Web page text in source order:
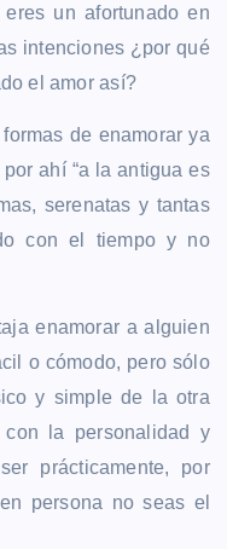
un afortunado en
intenciones ¿por qué
el amor así?
de enamorar ya
ahí “a la antigua es
serenatas y tantas
con el tiempo y no
enamorar a alguien
o cómodo, pero sólo
y simple de la otra
la personalidad y
prácticamente, por
persona no seas el